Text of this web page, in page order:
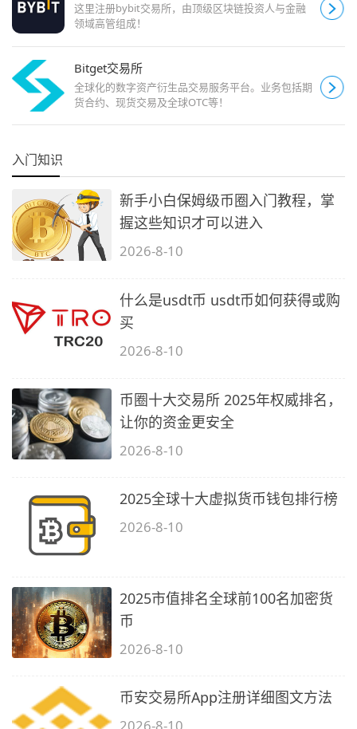
这里注册bybit交易所，由顶级区块链投资人与金融
领域高管组成！
Bitget交易所
全球化的数字资产衍生品交易服务平台。业务包括期
货合约、现货交易及全球OTC等！
入门知识
新手小白保姆级币圈入门教程，掌
握这些知识才可以进入
2026-8-10
什么是usdt币 usdt币如何获得或购
买
2026-8-10
币圈十大交易所 2025年权威排名，
让你的资金更安全
2026-8-10
2025全球十大虚拟货币钱包排行榜
2026-8-10
2025市值排名全球前100名加密货
币
2026-8-10
币安交易所App注册详细图文方法